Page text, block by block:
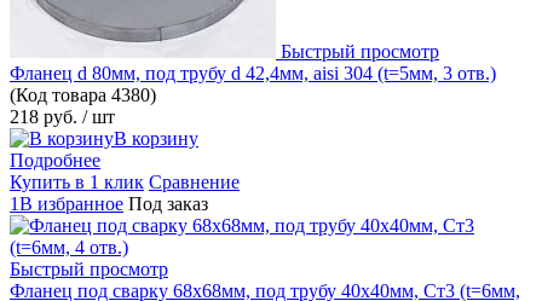
Быстрый просмотр
Фланец d 80мм, под трубу d 42,4мм, aisi 304 (t=5мм, 3 отв.)
(Код товара 4380)
218 руб. / шт
В корзину
Подробнее
Купить в 1 клик Сравнение
1В избранное Под заказ
Быстрый просмотр
Фланец под сварку 68х68мм, под трубу 40х40мм, Ст3 (t=6мм,